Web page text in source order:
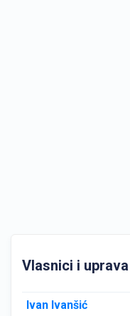
Vlasnici i uprava
Ivan Ivanšić